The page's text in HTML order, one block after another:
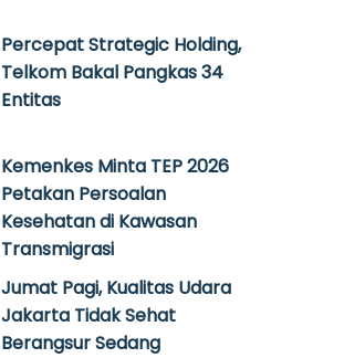
Percepat Strategic Holding,
Telkom Bakal Pangkas 34
Entitas
Kemenkes Minta TEP 2026
Petakan Persoalan
Kesehatan di Kawasan
Transmigrasi
Jumat Pagi, Kualitas Udara
Jakarta Tidak Sehat
Berangsur Sedang